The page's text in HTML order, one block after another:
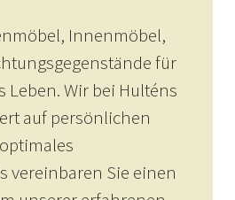
Innenmöbel,
für
Leben. Wir bei Hulténs
auf persönlichen
vereinbaren Sie einen